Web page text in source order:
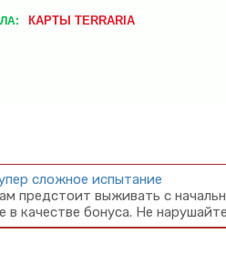
КАРТЫ TERRARIA
сложное испытание
предстоит выживать с
в качестве бонуса. Не